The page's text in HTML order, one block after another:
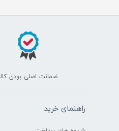
ضمانت اصلی بودن
راهنمای خرید